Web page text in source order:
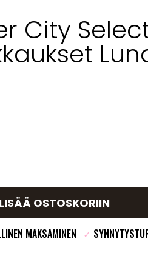
City
LISÄÄ OSTOSKORIIN
MAKSAMINEN ✓